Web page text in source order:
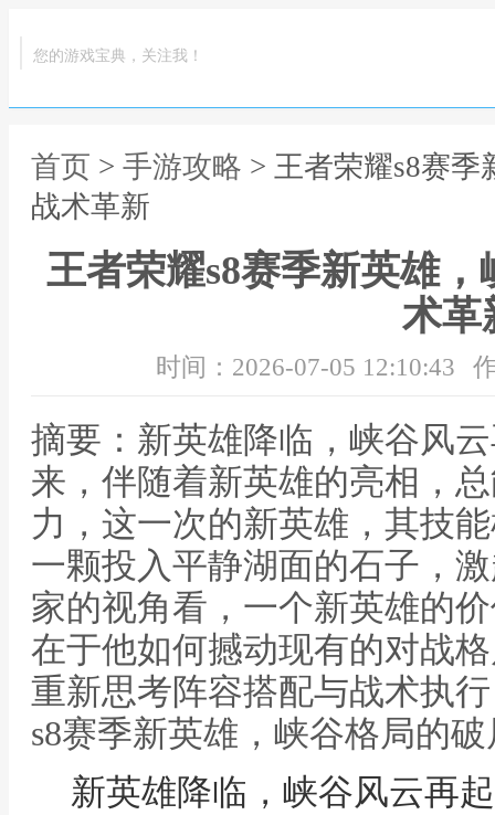
您的游戏宝典，关注我！
首页 > 手游攻略 > 王者荣耀s8赛
战术革新
王者荣耀s8赛季新英雄
术革
时间：2026-07-05 12:10:43
摘要：新英雄降临，峡谷风
来，伴随着新英雄的亮相，
力，这一次的新英雄，其技
一颗投入平静湖面的石子，
家的视角看，一个新英雄的
在于他如何撼动现有的对战
重新思考阵容搭配与战术执
s8赛季新英雄，峡谷格局的
新英雄降临，峡谷风云再起